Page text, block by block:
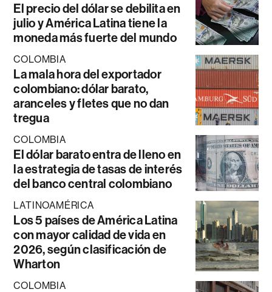
El precio del dólar se debilita en
julio y América Latina tiene la
moneda más fuerte del mundo
COLOMBIA
La mala hora del exportador
colombiano: dólar barato,
aranceles y fletes que no dan
tregua
COLOMBIA
El dólar barato entra de lleno en
la estrategia de tasas de interés
del banco central colombiano
LATINOAMÉRICA
Los 5 países de América Latina
con mayor calidad de vida en
2026, según clasificación de
Wharton
COLOMBIA